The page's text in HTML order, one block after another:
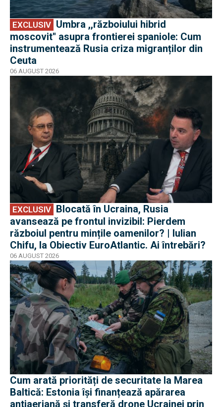
EXCLUSIV
moscovit'' asupra frontierei spaniole: Cum
instrumentează Rusia criza migranților din
Ceuta
06 AUGUST 2026
EXCLUSIV
avansează pe frontul invizibil: Pierdem
războiul pentru mințile oamenilor? | Iulian
Chifu, la Obiectiv EuroAtlantic. Ai întrebări?
06 AUGUST 2026
Cum arată priorități de securitate la Marea
Baltică: Estonia își finanțează apărarea
antiaeriană și transferă drone Ucrainei prin